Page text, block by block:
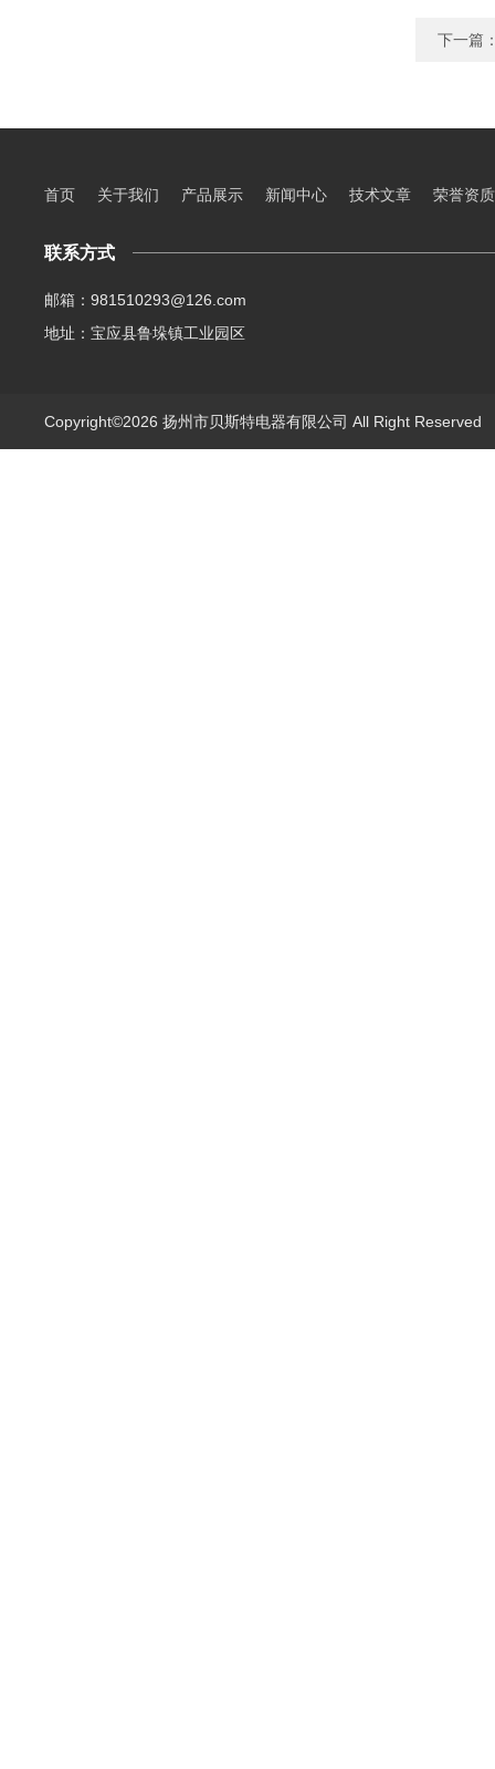
下一篇
首页 关于我们 产品展示 新闻中心 技术文章 荣誉资质
联系方式
邮箱：981510293@126.com
地址：宝应县鲁垛镇工业园区
Copyright©2026 扬州市贝斯特电器有限公司 All Right